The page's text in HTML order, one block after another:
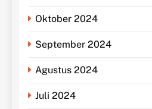
Oktober 2024
September 2024
Agustus 2024
Juli 2024